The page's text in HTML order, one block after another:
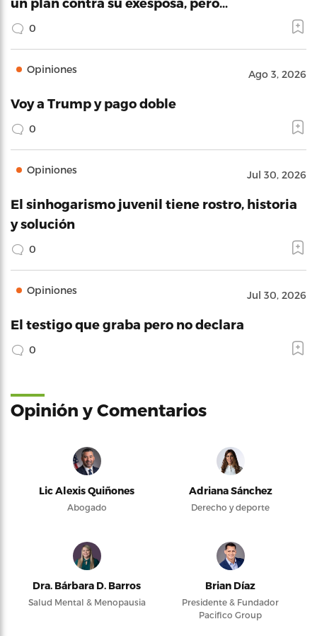
0
Opiniones Ago 3, 2026
Voy a Trump y pago doble
0
Opiniones Jul 30, 2026
El sinhogarismo juvenil tiene rostro, historia
y solución
0
Opiniones Jul 30, 2026
El testigo que graba pero no declara
0
Opinión y Comentarios
Lic Alexis Quiñones
Abogado
Adriana Sánchez
Derecho y deporte
Dra. Bárbara D. Barros
Salud Mental & Menopausia
Brian Díaz
Presidente & Fundador
Pacifico Group